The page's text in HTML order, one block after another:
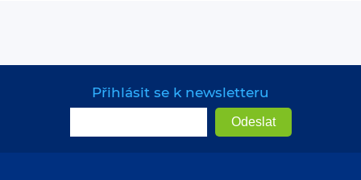
Přihlásit se k newsletteru